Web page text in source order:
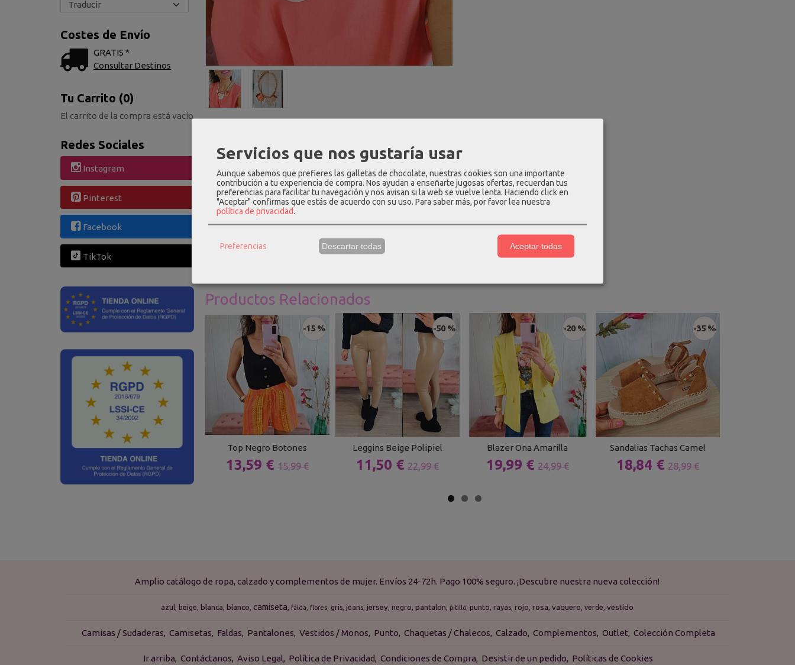
Costes de Envío
GRATIS *
Consultar Destinos
Tu Carrito (0)
El carrito de la compra está vacío
Redes Sociales
Instagram
Pinterest
Facebook
TikTok
conchas
DESCRIPCIÓN COMENTARIOS
Colgante en color coral, con motivos marinos y cierre de acero hipoalergénico en color dorado.
Productos Relacionados
-15 %
Top Negro Botones
13,59 € 15,99 €
-50 %
Leggins Beige Polipiel
11,50 € 22,99 €
-20 %
Blazer Ona Amarilla
19,99 € 24,99 €
-35 %
Sandalias Tachas Camel
18,84 € 28,99 €
Amplio catálogo de ropa, calzado y complementos de mujer. Envíos 24-72h. Pago 100% seguro. ¡Descubre nuestra nueva colección!
azul beige blanca blanco camiseta falda flores gris jeans jersey negro pantalon pitillo punto rayas rojo rosa vaquero verde vestido
Camisas / Sudaderas Camisetas Faldas Pantalones Vestidos / Monos Punto Chaquetas / Chalecos Calzado Complementos Outlet Colección Completa
Ir arriba Contáctanos Aviso Legal Política de Privacidad Condiciones de Compra Desistir de un pedido Políticas de Cookies
Servicios que nos gustaría usar
Aunque sabemos que prefieres las galletas de chocolate, nuestras cookies son una importante
contribución a tu experiencia de compra. Nos ayudan a enseñarte jugosas ofertas, recuerdan tus
preferencias para facilitar tu navegación y nos avisan si la web se vuelve lenta. Haciendo click en
"Aceptar" confirmas que estás de acuerdo con su uso. Para saber más, por favor lea nuestra
política de privacidad.
Preferencias Descartar todas Aceptar todas